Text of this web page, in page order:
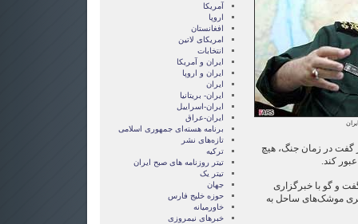
گفت در زمان جنگ، هیچ
کند.
و گو با خبرگزاری
بیش از ۳۰۰ کیلومتری موشک‌های ساحل به
آمریکا
اروپا
افغانستان
امریکای لاتین
انتخابات
ايران و آمريکا
ايران و اروپا
ایران
ایران- بریتانیا
ایران-اسراییل
ایران-عراق
برنامه هسته‌ای جمهوری اسلامی
تازه‌های نشر
ترکیه
تیتر روزنامه های صبح ایران
تیتر یک
جهان
حوزه خلیج فارس
خاورمیانه
خبرهای نیمروزی